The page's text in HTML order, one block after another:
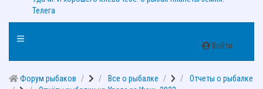
Телега
Войти
Форум рыбаков Все о рыбалке
Отчеты о рыбалке